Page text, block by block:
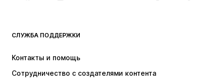
НОВИНКИ
Куртки
СЛУЖБА ПОДДЕРЖКИ
Контакты и помощь
Сотрудничество с создателями контента